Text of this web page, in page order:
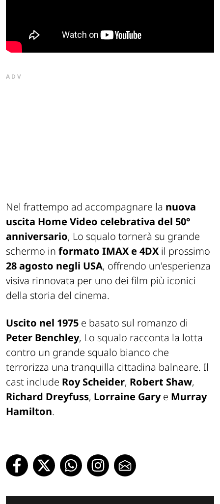
ADV
Nel frattempo ad accompagnare la nuova
uscita Home Video celebrativa del 50°
anniversario, Lo squalo tornerà su grande
schermo in formato IMAX e 4DX il prossimo
28 agosto negli USA, offrendo un'esperienza
visiva rinnovata per uno dei film più iconici
della storia del cinema.
Uscito nel 1975 e basato sul romanzo di
Peter Benchley, Lo squalo racconta la lotta
contro un grande squalo bianco che
terrorizza una tranquilla cittadina balneare. Il
cast include Roy Scheider, Robert Shaw,
Richard Dreyfuss, Lorraine Garye Murray
Hamilton.